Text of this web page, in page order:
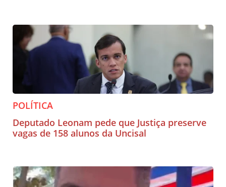
POLÍTICA
Deputado Leonam pede que Justiça preserve
vagas de 158 alunos da Uncisal